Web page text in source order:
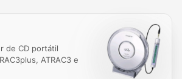
de CD portátil
ATRAC3 e